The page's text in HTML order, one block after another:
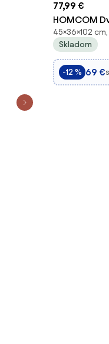
77,99 €
HOMCOM
Lavica,
Obývačky,
Zaťažením
Drevo,
45×36×102
Skladom
-12 % 69 €